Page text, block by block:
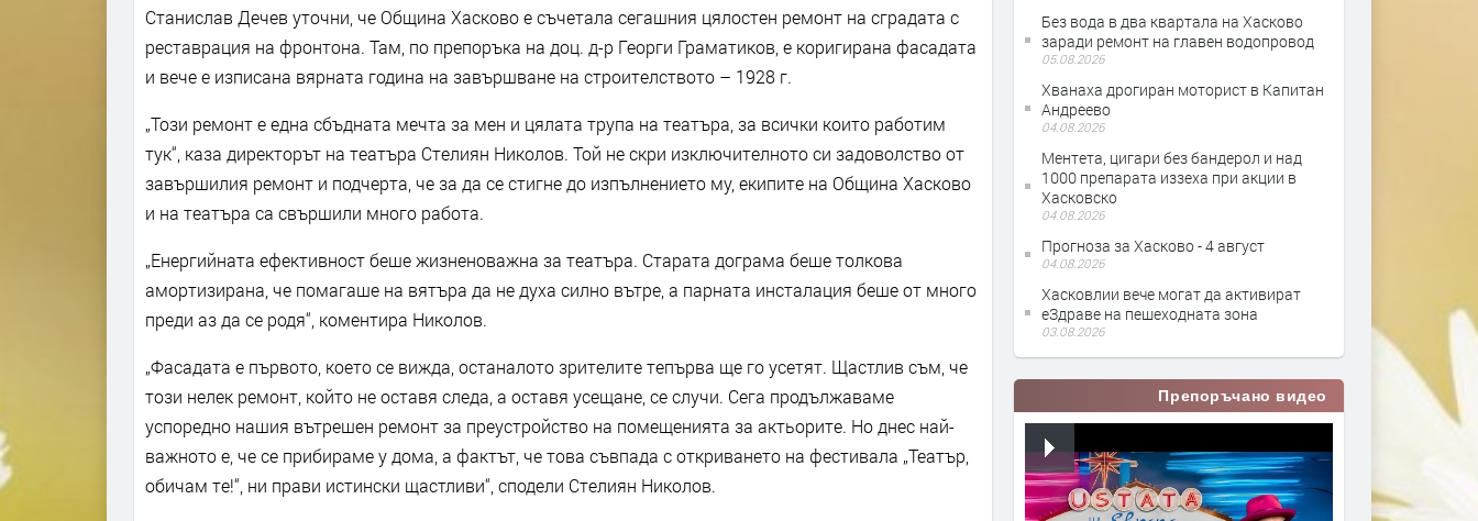
Станислав Дечев уточни, че Община Хасково е съчетала сегашния цялостен ремонт на сградата с
реставрация на фронтона. Там, по препоръка на доц. д-р Георги Граматиков, е коригирана фасадата
и вече е изписана вярната година на завършване на строителството – 1928 г.
„Този ремонт е една сбъдната мечта за мен и цялата трупа на театъра, за всички които работим
тук“, каза директорът на театъра Стелиян Николов. Той не скри изключителното си задоволство от
завършилия ремонт и подчерта, че за да се стигне до изпълнението му, екипите на Община Хасково
и на театъра са свършили много работа.
„Енергийната ефективност беше жизненоважна за театъра. Старата дограма беше толкова
амортизирана, че помагаше на вятъра да не духа силно вътре, а парната инсталация беше от много
преди аз да се родя“, коментира Николов.
„Фасадата е първото, което се вижда, останалото зрителите тепърва ще го усетят. Щастлив съм, че
този нелек ремонт, който не оставя следа, а оставя усещане, се случи. Сега продължаваме
успоредно нашия вътрешен ремонт за преустройство на помещенията за актьорите. Но днес най-
важното е, че се прибираме у дома, а фактът, че това съвпада с откриването на фестивала „Театър,
обичам те!“, ни прави истински щастливи“, сподели Стелиян Николов.
Без вода в два квартала на Хасково
заради ремонт на главен водопровод
05.08.2026
Хванаха дрогиран моторист в Капитан
Андреево
04.08.2026
Ментета, цигари без бандерол и над
1000 препарата иззеха при акции в
Хасковско
04.08.2026
Прогноза за Хасково - 4 август
04.08.2026
Хасковлии вече могат да активират
еЗдраве на пешеходната зона
03.08.2026
Препоръчано видео